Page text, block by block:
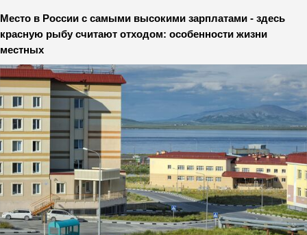
Место в России с самыми высокими зарплатами - здесь
красную рыбу считают отходом: особенности жизни
местных